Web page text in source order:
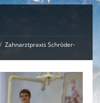
Zahnarztpraxis Schröder-